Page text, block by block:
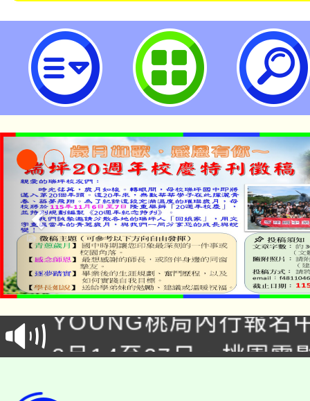
轉知方曙商工113學年度國中技職
活動-桃園市立瑞坪國民中學
「本色祭」8/29、30在
場熱烈登場!
8/21下午1時於龍潭區
徵才活動。
YOUNG桃局內行報名
局官網。
8月14至27日，桃園電